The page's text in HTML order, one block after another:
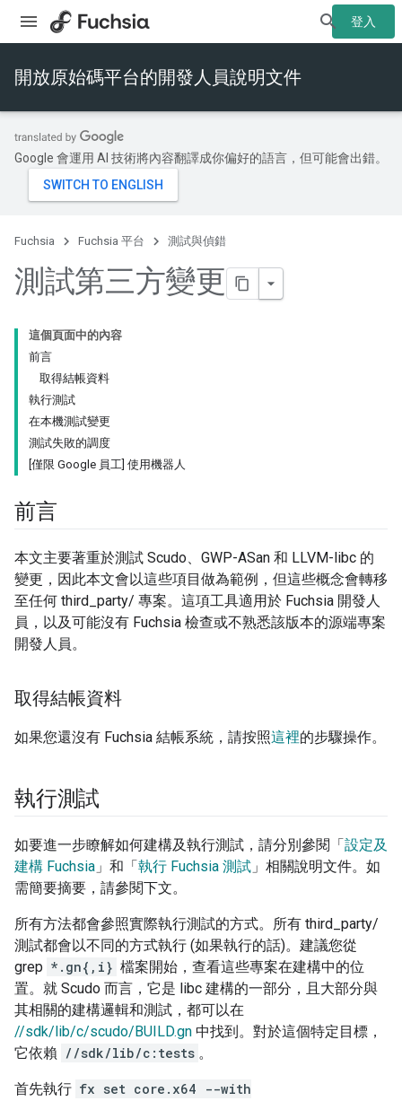
登入
開放原始碼平台的開發人員說明文件
Google 會運用 AI 技術將內容翻譯成你偏好的語言，但可能會出錯。
Fuchsia Fuchsia 平台 測試與偵錯
測試第三方變更
這個頁面中的內容
前言
取得結帳資料
執行測試
在本機測試變更
測試失敗的調度
[僅限 Google 員工] 使用機器人
前言
本文主要著重於測試 Scudo、GWP-ASan 和 LLVM-libc 的
變更，因此本文會以這些項目做為範例，但這些概念會轉移
至任何 third_party/ 專案。這項工具適用於 Fuchsia 開發人
員，以及可能沒有 Fuchsia 檢查或不熟悉該版本的源端專案
開發人員。
取得結帳資料
如果您還沒有 Fuchsia 結帳系統，請按照這裡的步驟操作。
執行測試
如要進一步瞭解如何建構及執行測試，請分別參閱「設定及
建構 Fuchsia 」和「執行 Fuchsia 測試 」相關說明文件。如
需簡要摘要，請參閱下文。
所有方法都會參照實際執行測試的方式。所有 third_party/
測試都會以不同的方式執行 (如果執行的話)。建議您從
grep *.gn{,i} 檔案開始，查看這些專案在建構中的位
置。就 Scudo 而言，它是 libc 建構的一部分，且大部分與
其相關的建構邏輯和測試，都可以在
//sdk/lib/c/scudo/BUILD.gn 中找到。對於這個特定目標，
它依賴 //sdk/lib/c:tests 。
首先執行 fx set core.x64 --with